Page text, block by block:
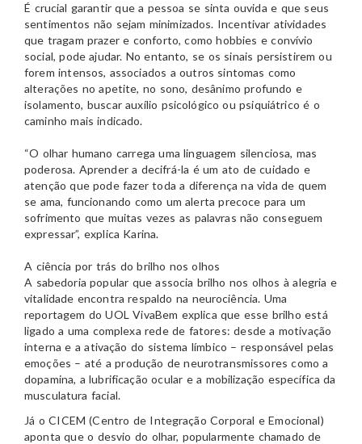
É crucial garantir que a pessoa se sinta ouvida e que seus
sentimentos não sejam minimizados. Incentivar atividades
que tragam prazer e conforto, como hobbies e convívio
social, pode ajudar. No entanto, se os sinais persistirem ou
forem intensos, associados a outros sintomas como
alterações no apetite, no sono, desânimo profundo e
isolamento, buscar auxílio psicológico ou psiquiátrico é o
caminho mais indicado.
“O olhar humano carrega uma linguagem silenciosa, mas
poderosa. Aprender a decifrá-la é um ato de cuidado e
atenção que pode fazer toda a diferença na vida de quem
se ama, funcionando como um alerta precoce para um
sofrimento que muitas vezes as palavras não conseguem
expressar”, explica Karina.
A ciência por trás do brilho nos olhos
A sabedoria popular que associa brilho nos olhos à alegria e
vitalidade encontra respaldo na neurociência. Uma
reportagem do UOL VivaBem explica que esse brilho está
ligado a uma complexa rede de fatores: desde a motivação
interna e a ativação do sistema límbico – responsável pelas
emoções – até a produção de neurotransmissores como a
dopamina, a lubrificação ocular e a mobilização específica da
musculatura facial.
Já o CICEM (Centro de Integração Corporal e Emocional)
aponta que o desvio do olhar, popularmente chamado de